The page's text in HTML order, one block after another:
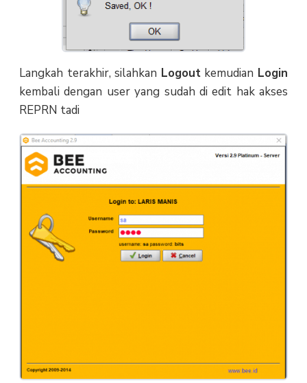
Langkah terakhir, silahkan Logoutkemudian Login
kembali dengan user yang sudah di edit hak akses
REPRN tadi